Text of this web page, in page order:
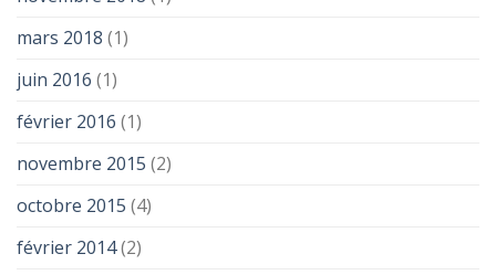
mars 2018 (1)
juin 2016 (1)
février 2016 (1)
novembre 2015 (2)
octobre 2015 (4)
février 2014(2)